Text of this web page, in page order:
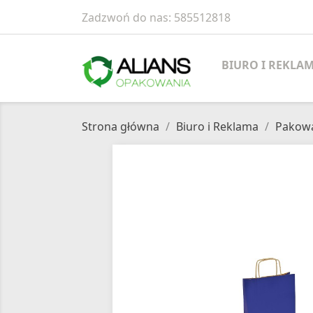
Zadzwoń do nas: 585512818
BIURO I
Strona główna Biuro i Reklama